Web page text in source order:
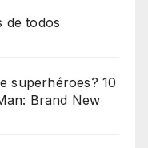
de todos
superhéroes? 10
Brand New